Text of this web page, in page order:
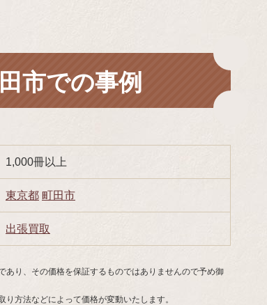
市での事例
1,000冊以上
東京都 町田市
出張買取
あり、その価格を保証するものではありませんので予め御
方法などによって価格が変動いたします。